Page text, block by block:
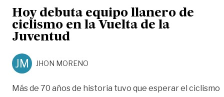
Hoy debuta equipo llanero de
ciclismo en la Vuelta de la
Juventud
JM JHON MORENO
Más de 70 años de historia tuvo que esperar el ciclismo